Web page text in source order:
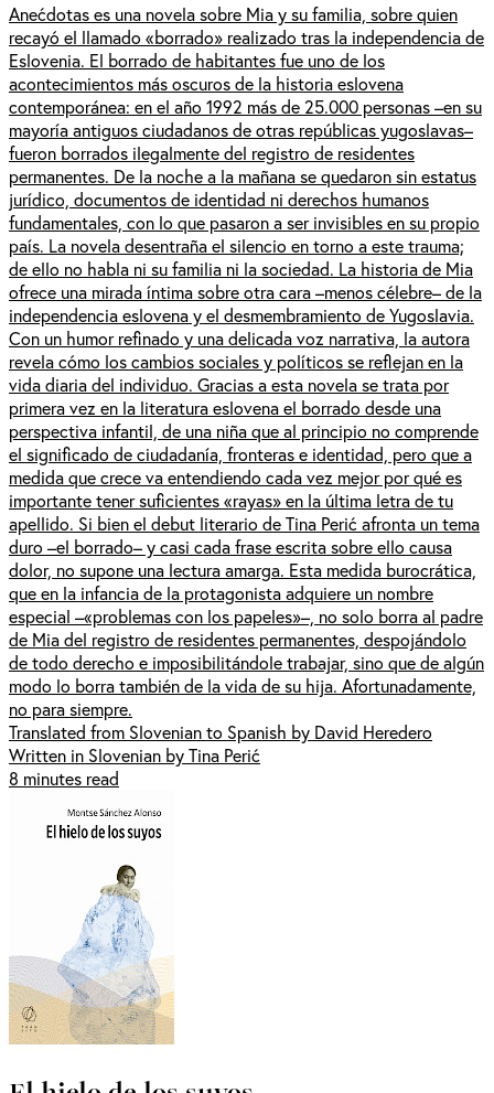
Anećdotas es una novela sobre Mia y su familia, sobre quien
recayó el llamado «borrado» realizado tras la independencia de
Eslovenia. El borrado de habitantes fue uno de los
acontecimientos más oscuros de la historia eslovena
contemporánea: en el año 1992 más de 25.000 personas –en su
mayoría antiguos ciudadanos de otras repúblicas yugoslavas–
fueron borrados ilegalmente del registro de residentes
permanentes. De la noche a la mañana se quedaron sin estatus
jurídico, documentos de identidad ni derechos humanos
fundamentales, con lo que pasaron a ser invisibles en su propio
país. La novela desentraña el silencio en torno a este trauma;
de ello no habla ni su familia ni la sociedad. La historia de Mia
ofrece una mirada íntima sobre otra cara –menos célebre– de la
independencia eslovena y el desmembramiento de Yugoslavia.
Con un humor refinado y una delicada voz narrativa, la autora
revela cómo los cambios sociales y políticos se reflejan en la
vida diaria del individuo. Gracias a esta novela se trata por
primera vez en la literatura eslovena el borrado desde una
perspectiva infantil, de una niña que al principio no comprende
el significado de ciudadanía, fronteras e identidad, pero que a
medida que crece va entendiendo cada vez mejor por qué es
importante tener suficientes «rayas» en la última letra de tu
apellido. Si bien el debut literario de Tina Perić afronta un tema
duro –el borrado– y casi cada frase escrita sobre ello causa
dolor, no supone una lectura amarga. Esta medida burocrática,
que en la infancia de la protagonista adquiere un nombre
especial –«problemas con los papeles»–, no solo borra al padre
de Mia del registro de residentes permanentes, despojándolo
de todo derecho e imposibilitándole trabajar, sino que de algún
modo lo borra también de la vida de su hija. Afortunadamente,
no para siempre.
Translated from Slovenian to Spanish by David Heredero
Written in Slovenian by Tina Perić
8 minutes read